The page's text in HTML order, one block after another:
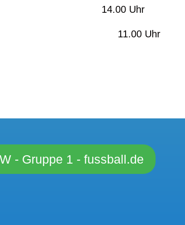
14.00 Uhr
11.00 Uhr
- Gruppe 1 - fussball.de